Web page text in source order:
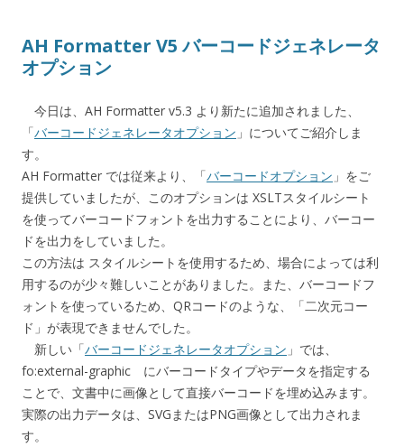
AH Formatter V5 バーコードジェネレータ
オプション
今日は、AH Formatter v5.3 より新たに追加されました、
「バーコードジェネレータオプション 」についてご紹介しま
す。
AH Formatter では従来より、「バーコードオプション 」をご
提供していましたが、このオプションは XSLTスタイルシート
を使ってバーコードフォントを出力することにより、バーコー
ドを出力をしていました。
この方法は スタイルシートを使用するため、場合によっては利
用するのが少々難しいことがありました。また、バーコードフ
ォントを使っているため、QRコードのような、「二次元コー
ド」が表現できませんでした。
新しい「バーコードジェネレータオプション 」では、
fo:external-graphic にバーコードタイプやデータを指定する
ことで、文書中に画像として直接バーコードを埋め込みます。
実際の出力データは、SVGまたはPNG画像として出力されま
す。